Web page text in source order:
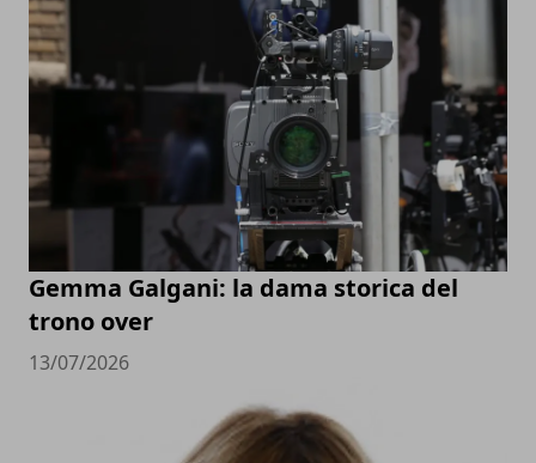
Gemma Galgani: la dama storica del
trono over
13/07/2026